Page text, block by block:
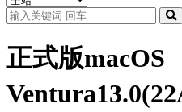
正式版macOS